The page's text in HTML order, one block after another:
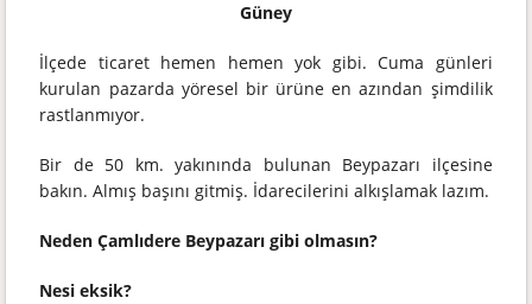
Güney
İlçede ticaret hemen hemen yok gibi. Cuma günleri
kurulan pazarda yöresel bir ürüne en azından şimdilik
rastlanmıyor.
Bir de 50 km. yakınında bulunan Beypazarı ilçesine
bakın. Almış başını gitmiş. İdarecilerini alkışlamak lazım.
Neden Çamlıdere Beypazarı gibi olmasın?
Nesi eksik?